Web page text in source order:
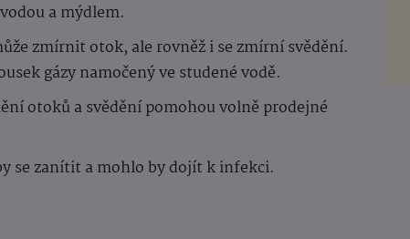
a mýdlem.
zmírnit otok, ale rovněž i se zmírní svědění.
gázy namočený ve studené vodě.
otoků a svědění pomohou volně prodejné
se zanítit a mohlo by dojít k infekci.